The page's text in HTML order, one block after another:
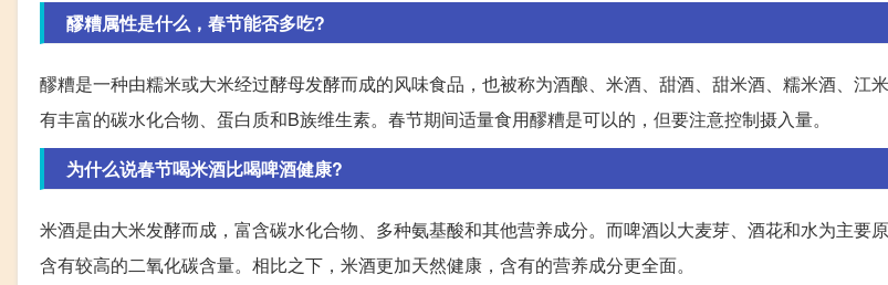
醪糟属性是什么，春节能否多吃?
醪糟是一种由糯米或大米经过酵母发酵而成的风味食品，也被称为酒酿、米酒、甜酒、甜米酒、糯米酒、江
有丰富的碳水化合物、蛋白质和B族维生素。春节期间适量食用醪糟是可以的，但要注意控制摄入量。
为什么说春节喝米酒比喝啤酒健康?
米酒是由大米发酵而成，富含碳水化合物、多种氨基酸和其他营养成分。而啤酒以大麦芽、酒花和水为主要
含有较高的二氧化碳含量。相比之下，米酒更加天然健康，含有的营养成分更全面。